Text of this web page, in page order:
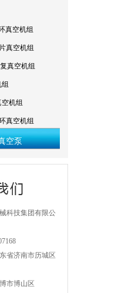
真空机组
真空机组
真空机组
机组
真空机组
空泵
科技集团有限公
省济南市历城区
市博山区